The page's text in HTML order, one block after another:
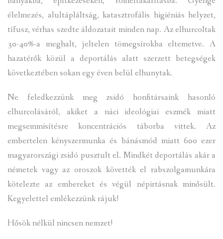
élelmezés, alultápláltság, katasztrofális higiéniás helyzet,
tífusz, vérhas szedte áldozatait minden nap. Az elhurcoltak
30-40%-a meghalt, jeltelen tömegsírokba eltemetve. A
hazatérők közül a deportálás alatt szerzett betegségek
következtében sokan egy éven belül elhunytak.
Ne feledkezzünk meg zsidó honfitársaink hasonló
elhurcolásáról, akiket a náci ideológiai eszmék miatt
megsemmisítésre koncentrációs táborba vittek. Az
embertelen kényszermunka és bánásmód miatt 600 ezer
magyarországi zsidó pusztult el. Mindkét deportálás akár a
németek vagy az oroszok követték el rabszolgamunkára
kötelezte az embereket és végül népirtásnak minősült.
Kegyelettel emlékezzünk rájuk!
Hősök nélkül nincsen nemzet!